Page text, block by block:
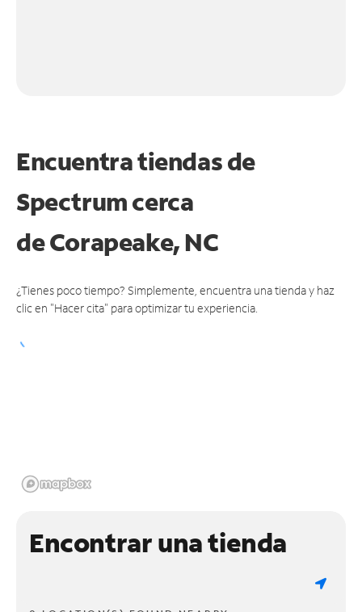
Encuentra tiendas de
Spectrum cerca
deCorapeake, NC
¿Tienes poco tiempo? Simplemente, encuentra una tienda y haz
clic en "Hacer cita" para optimizar tu experiencia.
Encontrar una tienda